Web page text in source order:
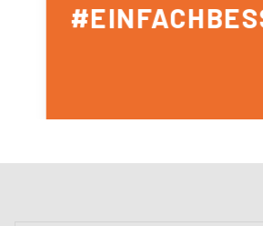
#EINFACHBESSER